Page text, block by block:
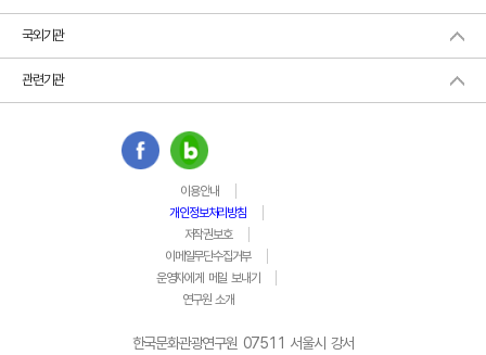
국외기관
관련기관
이용안내
개인정보처리방침
저작권보호
이메일무단수집거부
운영자에게 메일 보내기
연구원 소개
한국문화관광연구원 07511 서울시 강서